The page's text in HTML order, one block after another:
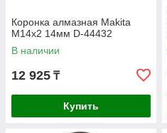
Коронка алмазная Makita
M14x2 14мм D-44432
В наличии
12 925 ₸
Купить